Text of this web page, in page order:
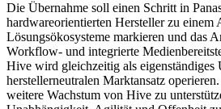
Die Übernahme soll einen Schritt in
hardwareorientierten Hersteller zu einem
Lösungsökosysteme markieren und das
Workflow- und integrierte
Hive wird gleichzeitig als eigenständiges
herstellerneutralen Marktansatz
weitere Wachstum von Hive zu